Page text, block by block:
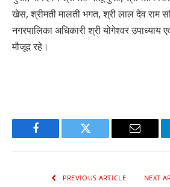
खेस, श्रीमती मालती भगत, श्री लाल देव राम
नगरपालिका अधिकारी श्री योगेश्वर उपाध्याय
मौजूद रहे।
Facebook Twitter Email
PREVIOUS ARTICLE NEXT